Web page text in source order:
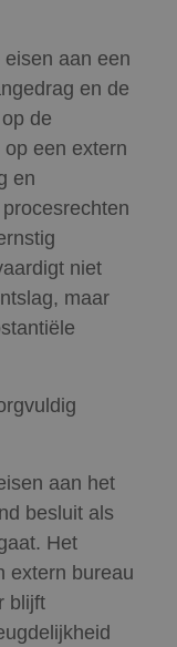
aan een
en de
de
een extern
en
niet
maar
aan het
besluit als
Het
extern bureau
blijft